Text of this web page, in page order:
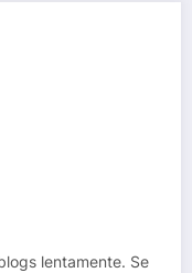
lentamente. Se